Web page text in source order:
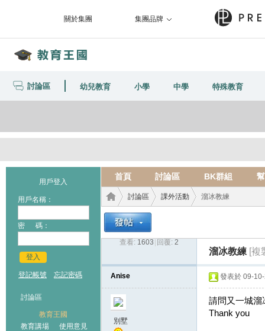
關於集團 集團品牌
討論區 幼兒教育 小學 中學 特殊教育
用戶登入
用戶名稱：
密 碼：
登入
登記帳號 忘記密碼
討論區
教育王國
教育講場
使用意見
首頁 討論區 BK群組
討論區
›
課外活動 溜冰教練
查看: 1603 回覆: 2
溜冰教練 [複
Anise
別墅
發表於 09-
請問又一城溜
Thank you